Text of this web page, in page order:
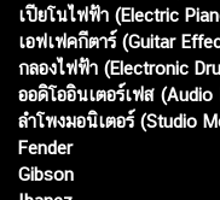
เปียโนไฟฟ้า (Electric
เอฟเฟคกีตาร์ (Guitar
กลองไฟฟ้า (Electronic
ออดิโออินเตอร์เฟส
ลำโพงมอนิเตอร์ (Studio
Fender
Gibson